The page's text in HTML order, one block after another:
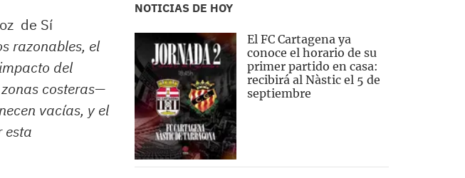
de Sí
razonables, el
del
costeras—
vacías, y el
esta
NOTICIAS DE HOY
El FC Cartagena ya
conoce el horario de su
primer partido en casa:
recibirá al Nàstic el 5 de
septiembre